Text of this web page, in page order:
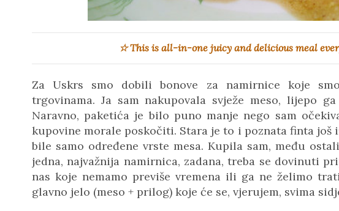
☆ This is all-in-one juicy and delicious meal
Za Uskrs smo dobili bonove za namirnice koje
trgovinama. Ja sam nakupovala svježe meso, lijepo
Naravno, paketića je bilo puno manje nego sam
kupovine morale poskočiti. Stara je to i poznata finta još
bile samo određene vrste mesa. Kupila sam, među
jedna, najvažnija namirnica, zadana, treba se dovinuti
nas koje nemamo previše vremena ili ga ne želimo
glavno jelo (meso + prilog) koje će se, vjerujem, svima